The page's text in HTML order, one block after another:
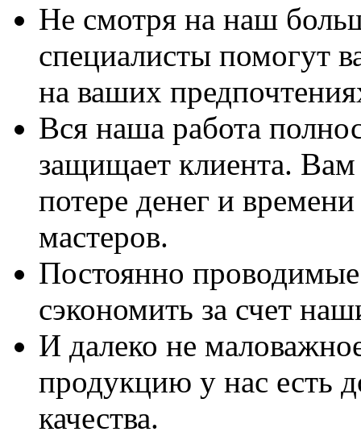
Не смотря на наш
специалисты помогут
на ваших
Вся наша работа
защищает клиента. Вам
потере денег и
мастеров.
Постоянно
сэкономить за счет
И далеко не
продукцию у нас есть
качества.